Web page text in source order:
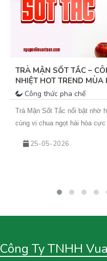
HƯỚNG DẪN PHA CÀ
NGON, BÍ QUYẾT TẠO
Công thức pha chế
Cà phê không chỉ dừng lại ở
được biến tấu thành nhiều
béo mịn, hơi mằn mặn hòa
16-05-2026
Công Ty TNHH